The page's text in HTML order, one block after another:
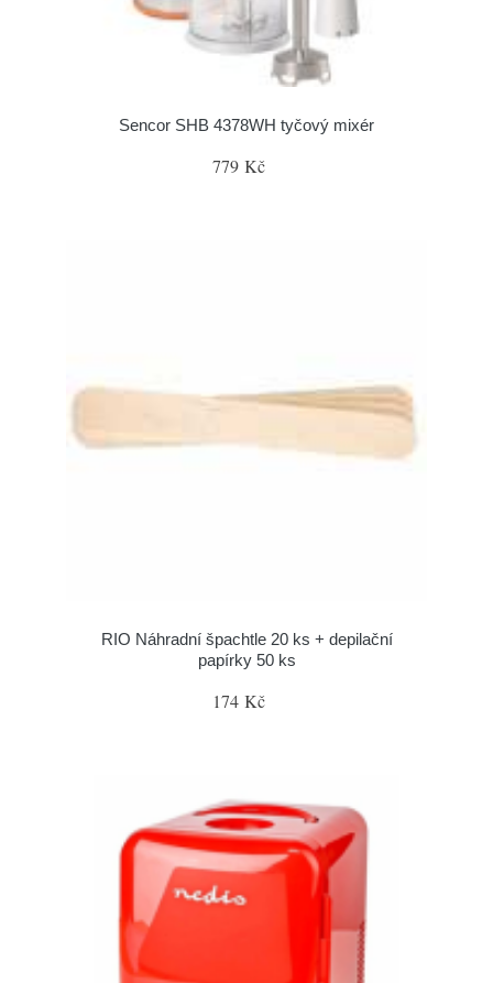
Sencor SHB 4378WH tyčový mixér
779 Kč
RIO Náhradní špachtle 20 ks + depilační
papírky 50 ks
174 Kč